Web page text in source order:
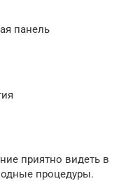
панель
приятно видеть в
процедуры.